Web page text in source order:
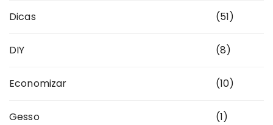
Dicas (51)
DIY (8)
Economizar (10)
Gesso (1)